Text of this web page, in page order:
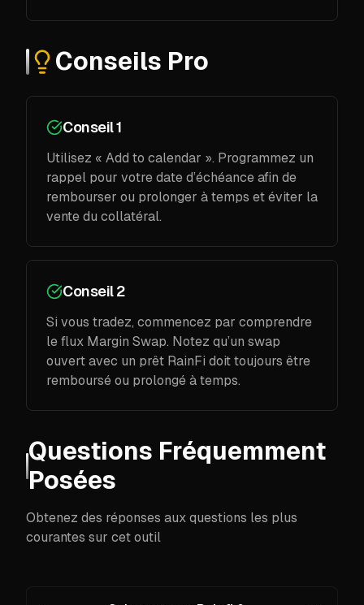
Conseils Pro
Conseil 1
Utilisez « Add to calendar ». Programmez un
rappel pour votre date d’échéance afin de
rembourser ou prolonger à temps et éviter la
vente du collatéral.
Conseil 2
Si vous tradez, commencez par comprendre
le flux Margin Swap. Notez qu’un swap
ouvert avec un prêt RainFi doit toujours être
remboursé ou prolongé à temps.
Questions Fréquemment
Posées
Obtenez des réponses aux questions les plus
courantes sur cet outil